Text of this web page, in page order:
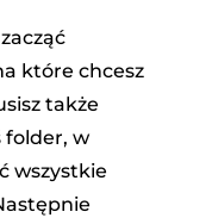
które chcesz
także
folder, w
wszystkie